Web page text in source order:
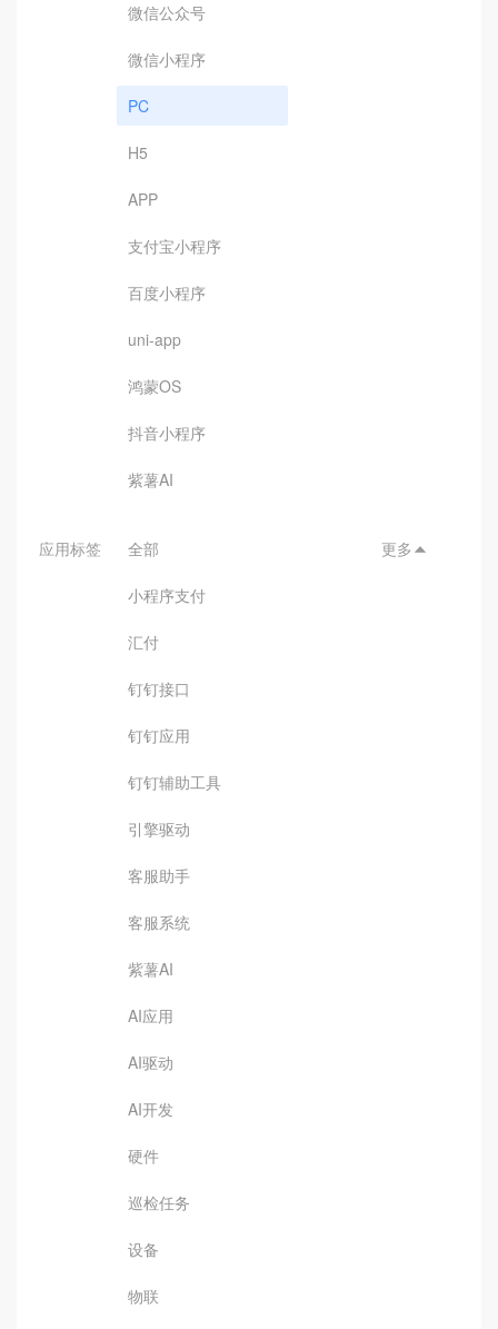
微信公众号
微信小程序
PC
H5
APP
支付宝小程序
百度小程序
uni-app
鸿蒙OS
抖音小程序
紫薯AI
应用标签 全部
小程序支付
汇付
钉钉接口
钉钉应用
钉钉辅助工具
引擎驱动
客服助手
客服系统
紫薯AI
AI应用
AI驱动
AI开发
硬件
巡检任务
设备
物联
更多 